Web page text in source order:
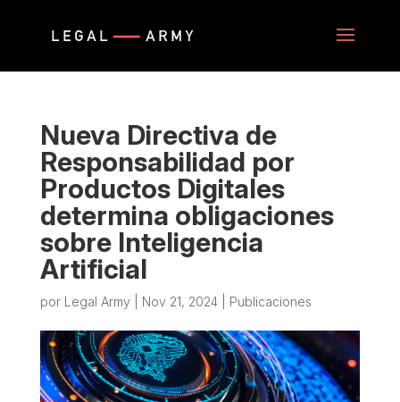
Nueva Directiva de
Responsabilidad por
Productos Digitales
determina obligaciones
sobre Inteligencia
Artificial
por Legal Army Nov 21, 2024| Publicaciones